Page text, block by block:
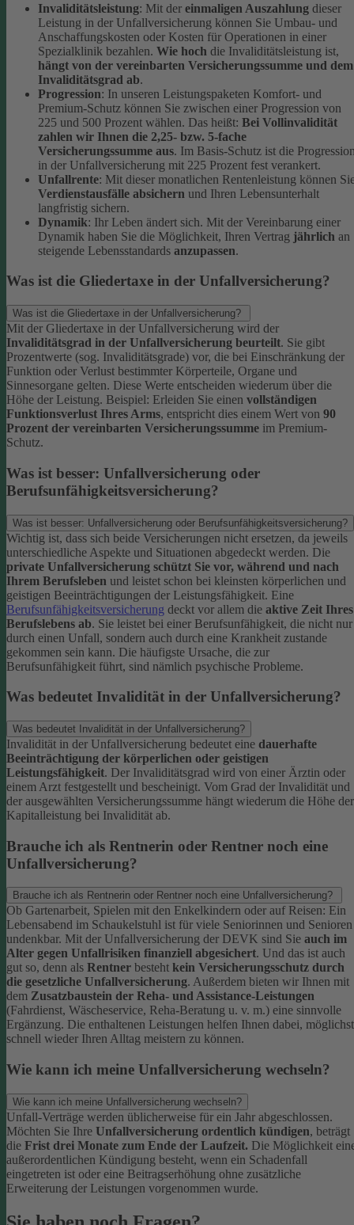
Invaliditätsleistung: Mit der einmaligen Auszahlung dieser
Leistung in der Unfallversicherung können Sie Umbau- und
Anschaffungskosten oder Kosten für Operationen in einer
Spezialklinik bezahlen. Wie hoch die Invaliditätsleistung ist,
hängt von der vereinbarten Versicherungssumme und dem
Invaliditätsgrad ab.
Progression: In unseren Leistungspaketen Komfort- und
Premium-Schutz können Sie zwischen einer Progression von
225 und 500 Prozent wählen. Das heißt: Bei Vollinvalidität
zahlen wir Ihnen die 2,25- bzw. 5-fache
Versicherungssumme aus. Im Basis-Schutz ist die
in der Unfallversicherung mit 225 Prozent fest verankert.
Unfallrente: Mit dieser monatlichen Rentenleistung können
Verdienstausfälle absichern und Ihren Lebensunterhalt
langfristig sichern.
Dynamik: Ihr Leben ändert sich. Mit der Vereinbarung einer
Dynamik haben Sie die Möglichkeit, Ihren Vertrag jährlich an
steigende Lebensstandards anzupassen.
Was ist die Gliedertaxe in der Unfallversicherung?
Was ist die Gliedertaxe in der Unfallversicherung?
Mit der Gliedertaxe in der Unfallversicherung wird der
Invaliditätsgrad in der Unfallversicherung beurteilt. Sie gibt
Prozentwerte (sog. Invaliditätsgrade) vor, die bei Einschränkung der
Funktion oder Verlust bestimmter Körperteile, Organe und
Sinnesorgane gelten. Diese Werte entscheiden wiederum über die
Höhe der Leistung. Beispiel: Erleiden Sie einen vollständigen
Funktionsverlust Ihres Arms, entspricht dies einem Wert von 90
Prozent der vereinbarten Versicherungssumme im Premium-
Schutz.
Was ist besser: Unfallversicherung oder
Berufsunfähigkeitsversicherung?
Was ist besser: Unfallversicherung oder Berufsunfähigkeitsversicherung?
Wichtig ist, dass sich beide Versicherungen nicht ersetzen, da jeweils
unterschiedliche Aspekte und Situationen abgedeckt werden. Die
private Unfallversicherung schützt Sie vor, während und nach
Ihrem Berufsleben und leistet schon bei kleinsten körperlichen und
geistigen Beeinträchtigungen der Leistungsfähigkeit. Eine
Berufsunfähigkeitsversicherung deckt vor allem die aktive Zeit Ihres
Berufslebens ab. Sie leistet bei einer Berufsunfähigkeit, die nicht nur
durch einen Unfall, sondern auch durch eine Krankheit zustande
gekommen sein kann. Die häufigste Ursache, die zur
Berufsunfähigkeit führt, sind nämlich psychische Probleme.
Was bedeutet Invalidität in der Unfallversicherung?
Was bedeutet Invalidität in der Unfallversicherung?
Invalidität in der Unfallversicherung bedeutet eine dauerhafte
Beeinträchtigung der körperlichen oder geistigen
Leistungsfähigkeit. Der Invaliditätsgrad wird von einer Ärztin oder
einem Arzt festgestellt und bescheinigt. Vom Grad der Invalidität und
der ausgewählten Versicherungssumme hängt wiederum die Höhe der
Kapitalleistung bei Invalidität ab.
Brauche ich als Rentnerin oder Rentner noch eine
Unfallversicherung?
Brauche ich als Rentnerin oder Rentner noch eine Unfallversicherung?
Ob Gartenarbeit, Spielen mit den Enkelkindern oder auf Reisen: Ein
Lebensabend im Schaukelstuhl ist für viele Seniorinnen und Senioren
undenkbar. Mit der Unfallversicherung der DEVK sind Sie auch im
Alter gegen Unfallrisiken finanziell abgesichert. Und das ist auch
gut so, denn als Rentner besteht kein Versicherungsschutz durch
die gesetzliche Unfallversicherung. Außerdem bieten wir Ihnen mit
dem Zusatzbaustein der Reha- und Assistance-Leistungen
(Fahrdienst, Wäscheservice, Reha-Beratung u. v. m.) eine sinnvolle
Ergänzung. Die enthaltenen Leistungen helfen Ihnen dabei, möglichst
schnell wieder Ihren Alltag meistern zu können.
Wie kann ich meine Unfallversicherung wechseln?
Wie kann ich meine Unfallversicherung wechseln?
Unfall-Verträge werden üblicherweise für ein Jahr abgeschlossen.
Möchten Sie Ihre Unfallversicherung ordentlich kündigen, beträgt
die Frist drei Monate zum Ende der Laufzeit. Die Möglichkeit
außerordentlichen Kündigung besteht, wenn ein Schadenfall
eingetreten ist oder eine Beitragserhöhung ohne zusätzliche
Erweiterung der Leistungen vorgenommen wurde.